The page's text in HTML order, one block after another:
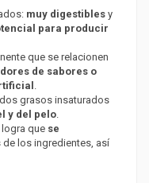
muy digestiblesy
para producir
que se relacionen
de sabores o
grasos insaturados
y del pelo.
logra que se
de los ingredientes, así